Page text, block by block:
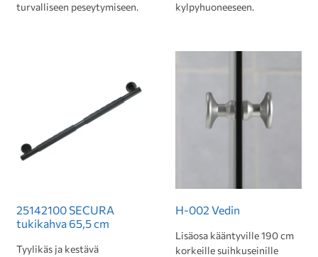
turvalliseen peseytymiseen.
kylpyhuoneeseen.
25142100 SECURA
tukikahva 65,5 cm
Tyylikäs ja kestävä
H-002 Vedin
Lisäosa kääntyville 190 cm
korkeille suihkuseinille